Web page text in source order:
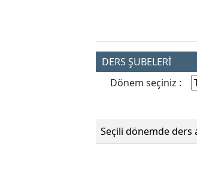
DERS ŞUBELERİ
Dönem seçiniz :
Seçili dönemde ders